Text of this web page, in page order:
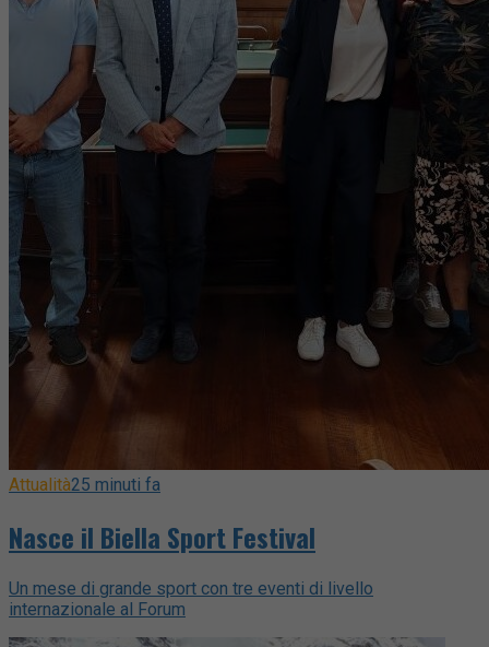
Attualità25 minuti fa
Nasce il Biella Sport Festival
Un mese di grande sport con tre eventi di livello
internazionale al Forum